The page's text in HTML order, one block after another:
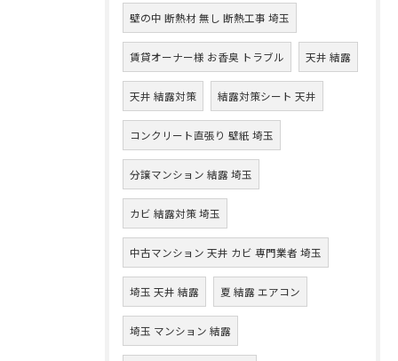
壁の中 断熱材 無し 断熱工事 埼玉
賃貸オーナー様 お香臭 トラブル 天井 結露
天井 結露対策 結露対策シート 天井
コンクリート直張り 壁紙 埼玉
分譲マンション 結露 埼玉
カビ 結露対策 埼玉
中古マンション 天井 カビ 専門業者 埼玉
埼玉 天井 結露 夏 結露 エアコン
埼玉 マンション 結露